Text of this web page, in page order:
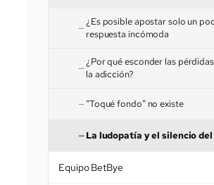
¿Es posible apostar solo un
respuesta incómoda
¿Por qué esconder las
la adicción?
“Toqué fondo” no existe
La ludopatía y el silencio
Equipo BetBye